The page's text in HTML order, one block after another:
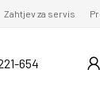
Zahtjev za servis
654